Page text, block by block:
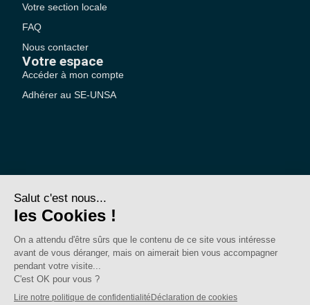
Votre section locale
FAQ
Nous contacter
Votre espace
Accéder à mon compte
Adhérer au SE-UNSA
SE-Unsa est un syndicat de l’UNSA